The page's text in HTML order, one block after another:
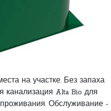
на участке. Без запаха
канализация Alta Bio для
Обслуживание -